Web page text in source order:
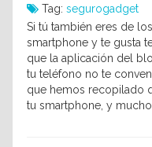
Tag: segurogadget
Si tú también eres de
smartphone y te gusta
que la aplicación del
tu teléfono no te
que hemos recopilado
tu smartphone, y mucho